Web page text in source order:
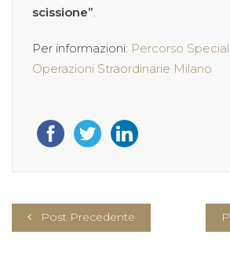
scissione”
Per informazioni: Percorso
Operazioni Straordinarie Milano
Post Precedente